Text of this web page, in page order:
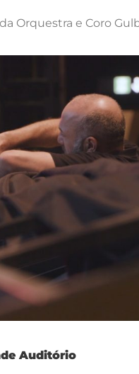
Orquestra e Coro
Auditório